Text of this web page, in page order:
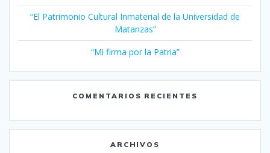
“El Patrimonio Cultural Inmaterial de la Universidad de
Matanzas”
“Mi firma por la Patria”
COMENTARIOS RECIENTES
ARCHIVOS